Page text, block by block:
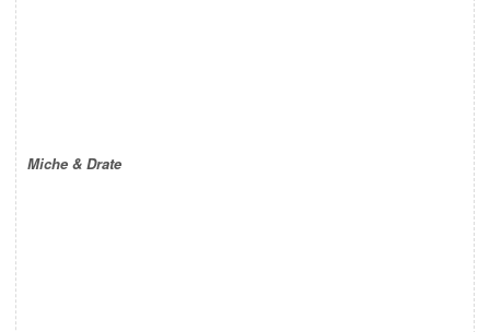
Miche & Drate